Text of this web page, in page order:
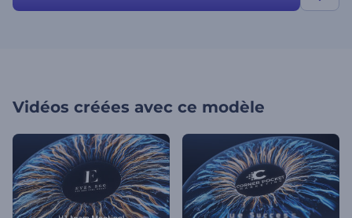
Vidéos créées avec ce modèle